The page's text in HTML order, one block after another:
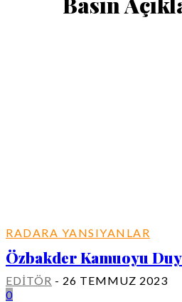
RADARA YANSIYANLAR
Özbakder Kamuoyu
EDITÖR - 26 TEMMUZ 2023
0